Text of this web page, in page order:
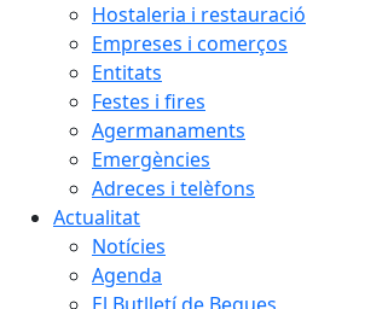
Hostaleria i restauració
Empreses i comerços
Entitats
Festes i fires
Agermanaments
Emergències
Adreces i telèfons
Actualitat
Notícies
Agenda